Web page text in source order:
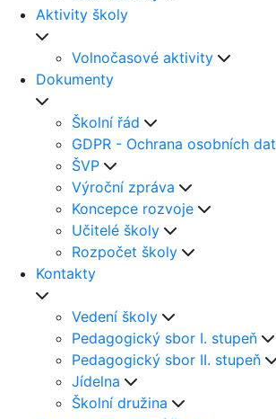
Aktivity školy
Volnočasové aktivity
Dokumenty
Školní řád
GDPR - Ochrana osobních dat
ŠVP
Výroční zpráva
Koncepce rozvoje
Učitelé školy
Rozpočet školy
Kontakty
Vedení školy
Pedagogický sbor I. stupeň
Pedagogický sbor II. stupeň
Jídelna
Školní družina